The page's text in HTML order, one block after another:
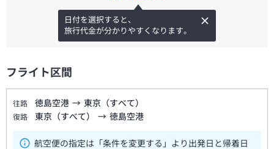
日付を選択すると、
旅行代金が分かりやすくなります。
フライト区間
往路 徳島空港 → 東京（すべて）
復路 東京（すべて） → 徳島空港
航空便の指定は「条件を変更する」より出発日と帰着日